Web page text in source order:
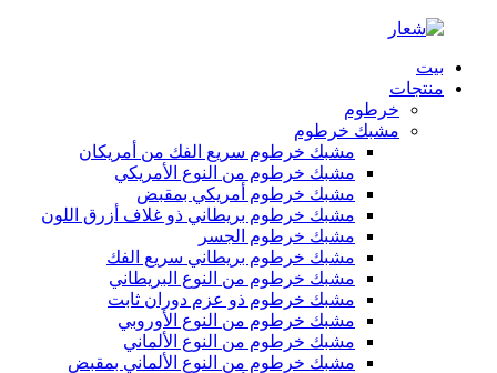
بيت
منتجات
خرطوم
مشبك خرطوم
مشبك خرطوم سريع الفك من أمريكان
مشبك خرطوم من النوع الأمريكي
مشبك خرطوم أمريكي بمقبض
مشبك خرطوم بريطاني ذو غلاف أزرق اللون
مشبك خرطوم الجسر
مشبك خرطوم بريطاني سريع الفك
مشبك خرطوم من النوع البريطاني
مشبك خرطوم ذو عزم دوران ثابت
مشبك خرطوم من النوع الأوروبي
مشبك خرطوم من النوع الألماني
مشبك خرطوم من النوع الألماني بمقبض